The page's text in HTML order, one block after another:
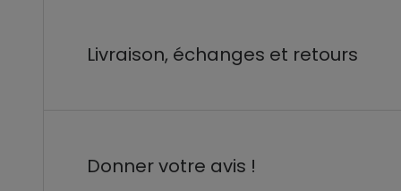
Livraison, échanges et retours
Donner votre avis !